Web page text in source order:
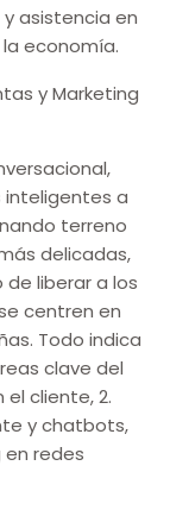
asistencia en
economía.
y Marketing
a
terreno
delicadas,
liberar a los
centren en
Todo indica
clave del
cliente, 2.
y chatbots,
en redes